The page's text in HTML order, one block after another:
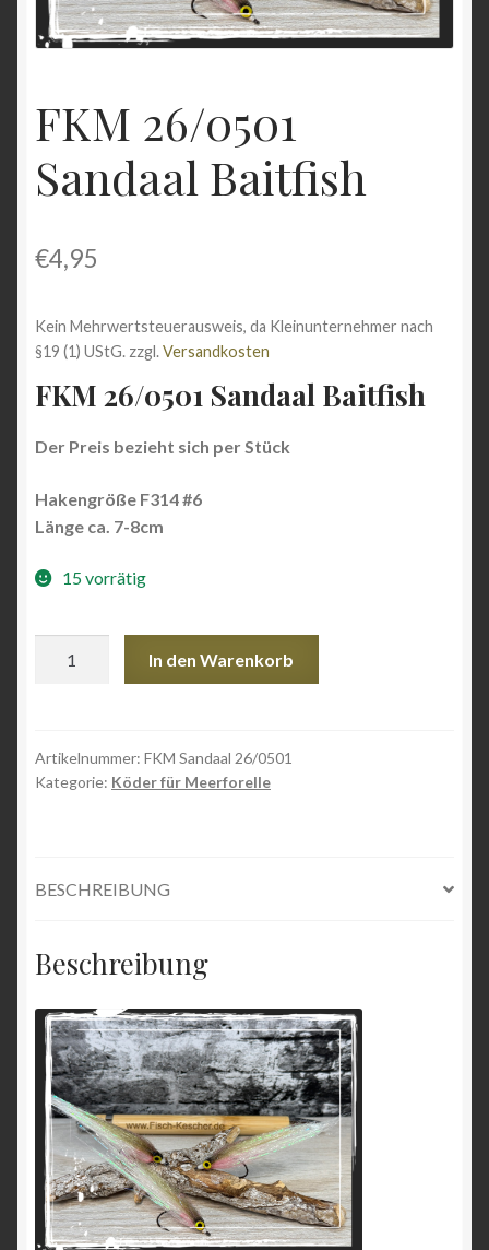
Shop
Vertrag widerrufen
Warenkorb
Widerrufsbelehrung
FKM 26/0501
Sandaal Baitfish
€4,95
Kein Mehrwertsteuerausweis, da Kleinunternehmer nach
§19 (1) UStG. zzgl.Versandkosten
FKM 26/0501 Sandaal Baitfish
Der Preis bezieht sich per Stück
Hakengröße F314 #6
Länge ca. 7-8cm
15 vorrätig
Menge
In den Warenkorb
Artikelnummer: FKM Sandaal 26/0501
Kategorie: Köder für Meerforelle
BESCHREIBUNG
Beschreibung